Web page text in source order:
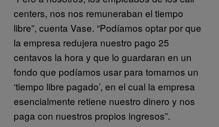
centers, nos nos remuneraban el tiempo
libre”, cuenta Vase. “Podíamos optar por que
la empresa redujera nuestro pago 25
centavos la hora y que lo guardaran en un
fondo que podíamos usar para tomarnos un
‘tiempo libre pagado’, en el cual la empresa
esencialmente retiene nuestro dinero y nos
paga con nuestros propios ingresos”.